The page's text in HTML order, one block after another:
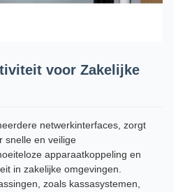
voor Zakelijke
netwerkinterfaces, zorgt
snelle en veilige
apparaatkoppeling en
in zakelijke omgevingen.
zoals kassasystemen,